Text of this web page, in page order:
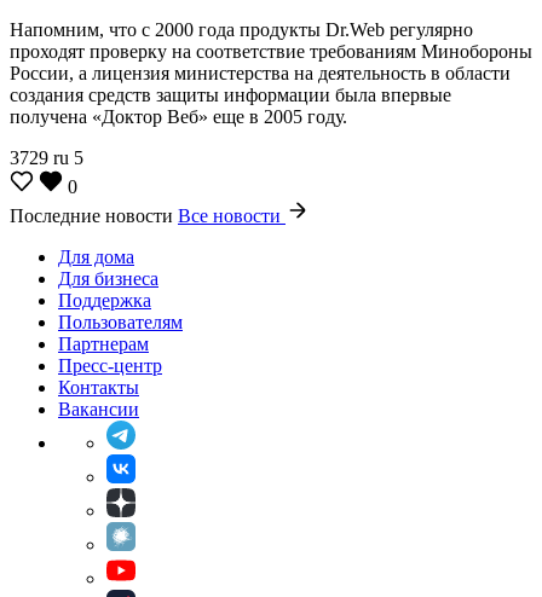
Напомним, что с 2000 года продукты Dr.Web регулярно
проходят проверку на соответствие требованиям Минобороны
России, а лицензия министерства на деятельность в области
создания средств защиты информации была впервые
получена «Доктор Веб» еще в 2005 году.
3729 ru 5
0
Последние новости Все новости
Для дома
Для бизнеса
Поддержка
Пользователям
Партнерам
Пресс-центр
Контакты
Вакансии